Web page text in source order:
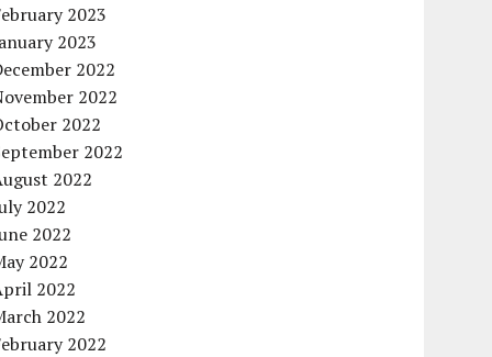
2023
2023
2022
2022
2022
2022
2022
2022
2022
2022
2022
2022
2022